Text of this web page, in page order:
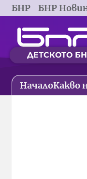
БНР БНР
ДЕТСКОТО
НачалоКакво